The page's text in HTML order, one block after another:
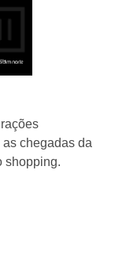
chegadas da
shopping.